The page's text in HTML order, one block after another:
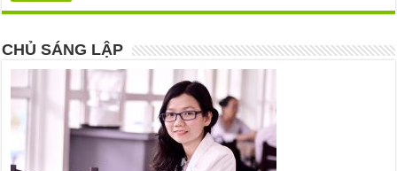
CHỦ SÁNG LẬP